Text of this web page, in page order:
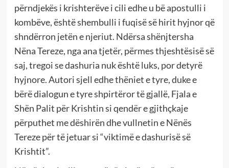
përndjekës i krishterëve i cili edhe u bë apostulli i
kombëve, është shembulli i fuqisë së hirit hyjnor që
shndërron jetën e njeriut. Ndërsa shënjtersha
Nëna Tereze, nga ana tjetër, përmes thjeshtësisë së
saj, tregoi se dashuria nuk është luks, por detyrë
hyjnore. Autori sjell edhe thëniet e tyre, duke e
bërë dialogun e tyre shpirtëror të gjallë, Fjala e
Shën Palit për Krishtin si qendër e gjithçkaje
përputhet me dëshirën dhe vullnetin e Nënës
Tereze për të jetuar si “viktimë e dashurisë së
Krishtit”.